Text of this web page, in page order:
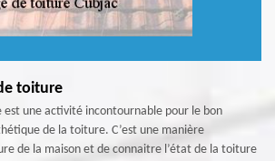
toiture
une activité incontournable pour le bon
de la toiture. C’est une manière
de la maison et de connaitre l’état de la toiture